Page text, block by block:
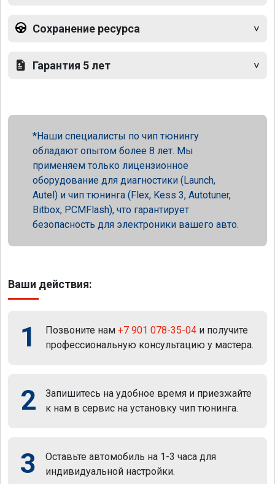
Сохранение ресурса
Гарантия 5 лет
Наши специалисты по чип тюнингу
обладают опытом более 8 лет. Мы
применяем только лицензионное
оборудование для диагностики (Launch,
Autel) и чип тюнинга (Flex, Kess 3, Autotuner,
Bitbox, PCMFlash), что гарантирует
безопасность для электроники вашего авто.
Ваши действия:
1 Позвоните нам +7 901 078-35-04 и получите
профессиональную консультацию у мастера.
2
Запишитесь на удобное время и приезжайте
к нам в сервис на установку чип тюнинга.
3
Оставьте автомобиль на 1-3 часа для
индивидуальной настройки.